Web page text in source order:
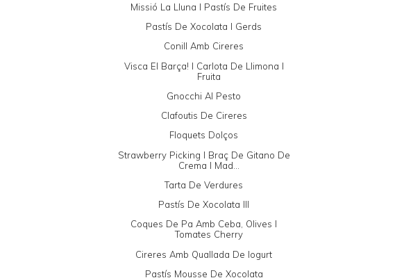
Missió La Lluna I Pastís De Fruites
Pastís De Xocolata I Gerds
Conill Amb Cireres
Visca El Barça! I Carlota De Llimona I
Fruita
Gnocchi Al Pesto
Clafoutis De Cireres
Floquets Dolços
Strawberry Picking I Braç De Gitano De
Crema I Mad...
Tarta De Verdures
Pastís De Xocolata III
Coques De Pa Amb Ceba, Olives I
Tomates Cherry
Cireres Amb Quallada De Iogurt
Pastís Mousse De Xocolata